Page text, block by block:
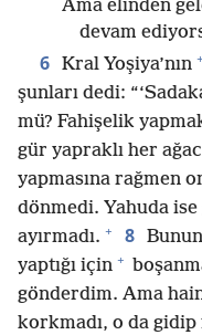
Ama elinden
devam
6 Kral Yoşiya’nın +
şunları dedi:
mü? Fahişelik
gür yapraklı her
yapmasına rağmen
dönmedi. Yahuda
ayırmadı. + 8
yaptığı için +
gönderdim. Ama
korkmadı, o da gidip